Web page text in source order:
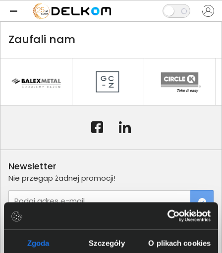
Zgoda Szczegóły O plikach cookies
Zaufali nam
Newsletter
Nie przegap żadnej promocji!
Podaj adres e-mail